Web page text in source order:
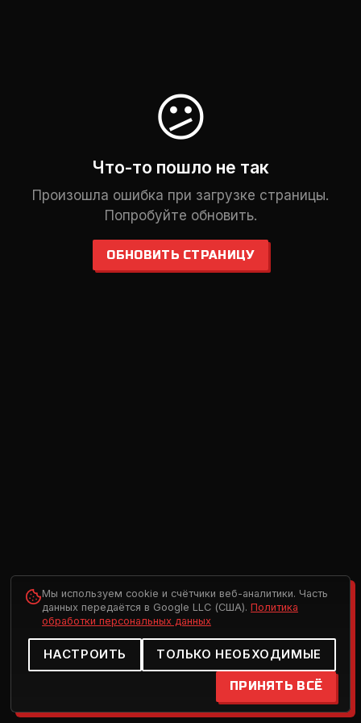
😕
Что-то пошло не так
Произошла ошибка при загрузке страницы.
Попробуйте обновить.
ОБНОВИТЬ СТРАНИЦУ
Мы используем cookie и счётчики веб-аналитики. Часть
данных передаётся в Google LLC (США). Политика
обработки персональных данных
НАСТРОИТЬ ТОЛЬКО НЕОБХОДИМЫЕ
ПРИНЯТЬ ВСЁ